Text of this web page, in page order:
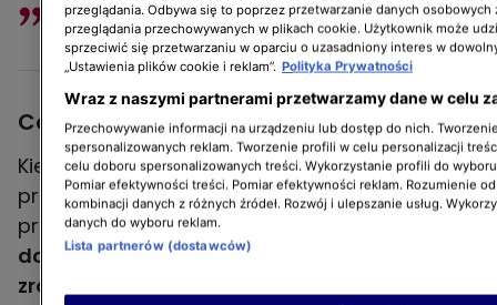
Ze świeżym chutney'em i pomidorkami
- dodał lektor na temat grzanek.
Co zrobić, żeby pulpety były puszyste?
Kiedy grzanki trafiły do pieca, prowadząca
program "Kuchenne rewolucje" zabrała się za
przygotowywanie pulpetów.
dodała do nich za dużo jajek tak, aby nie
zrobiły się twarde.
przeglądania. Odbywa się to poprzez przetwarzanie danych osobowych
przeglądania przechowywanych w plikach cookie. Użytkownik może
sprzeciwić się przetwarzaniu w oparciu o uzasadniony interes w
„Ustawienia plików cookie i reklam”. Polityka Prywatności
Wraz z naszymi partnerami przetwarzamy dane w celu
Przechowywanie informacji na urządzeniu lub dostęp do nich.
spersonalizowanych reklam. Tworzenie profili w celu personalizacji
celu doboru spersonalizowanych treści. Wykorzystanie profili do
Pomiar efektywności treści. Pomiar efektywności reklam. Rozumienie
kombinacji danych z różnych źródeł. Rozwój i ulepszanie usług.
danych do wyboru reklam.
Lista partnerów (dostawców)